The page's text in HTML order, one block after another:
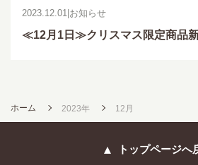
2023.12.01 |お知らせ
≪12月1日≫クリスマス限定商品新
ホーム 2023年 12月
トップページへ